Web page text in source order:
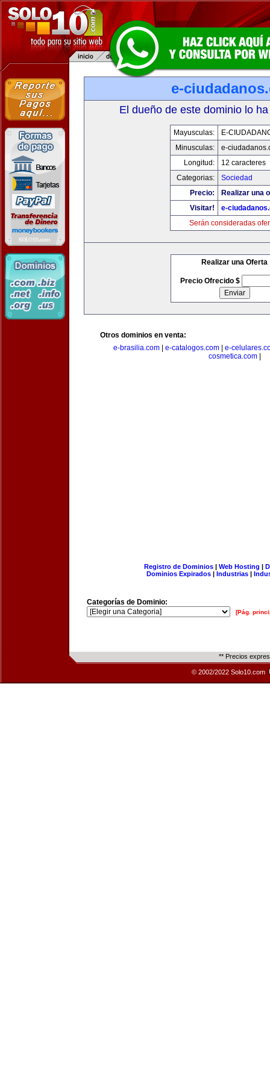
e-
El dueño de este dominio lo
Mayusculas:
E-
Minusculas:
e-
Longitud:
12 caracteres
Categorias:
Sociedad
Precio:
Realizar una
Visitar!
e-
Serán consideradas
Realizar una Oferta
Precio Ofrecido $
Otros dominios en venta:
e-brasilia.com
e-catalogos.com
e-
cosmetica.com|
Registro de Dominios| Web Hosting |
Dominios Expirados | Industrias |
Categorías de Dominio:
[Pág.
** Precios
© 2002/2022 Solo10.com